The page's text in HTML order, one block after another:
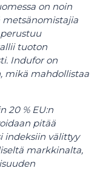
on noin
metsänomistajia
tuoton
Indufor on
mikä mahdollistaa
20 % EU:n
pitää
indeksiin välittyy
markkinalta,